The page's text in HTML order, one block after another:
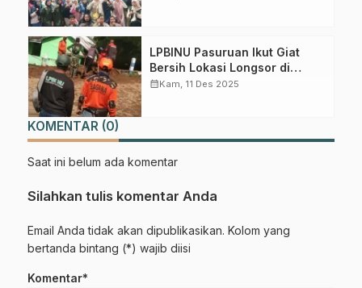
LPBINU Pasuruan Ikut Giat
Bersih Lokasi Longsor di
Tlogosari Tutur, Satu Warga
calendar_monthKam, 11 Des 2025
KOMENTAR (0)
Saat ini belum ada komentar
Silahkan tulis komentar Anda
Email Anda tidak akan dipublikasikan. Kolom yang
bertanda bintang (*) wajib diisi
Komentar*